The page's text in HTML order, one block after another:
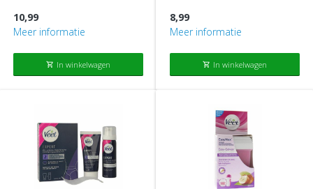
10,99
Meer informatie
shopping_cart In winkelwagen
8,99
Meer informatie
shopping_cart In winkelwagen